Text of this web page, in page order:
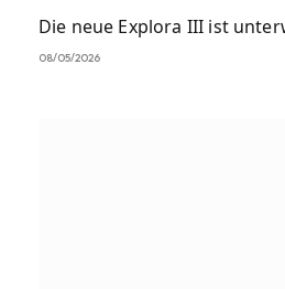
Die neue Explora III ist
08/05/2026